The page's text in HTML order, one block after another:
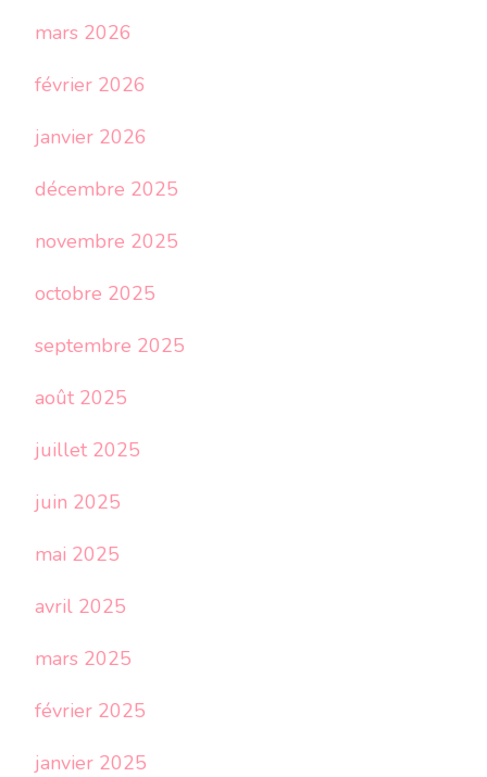
mars 2026
février 2026
janvier 2026
décembre 2025
novembre 2025
octobre 2025
septembre 2025
août 2025
juillet 2025
juin 2025
mai 2025
avril 2025
mars 2025
février 2025
janvier 2025